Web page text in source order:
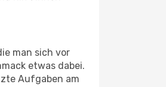
man sich vor
etwas dabei.
Aufgaben am